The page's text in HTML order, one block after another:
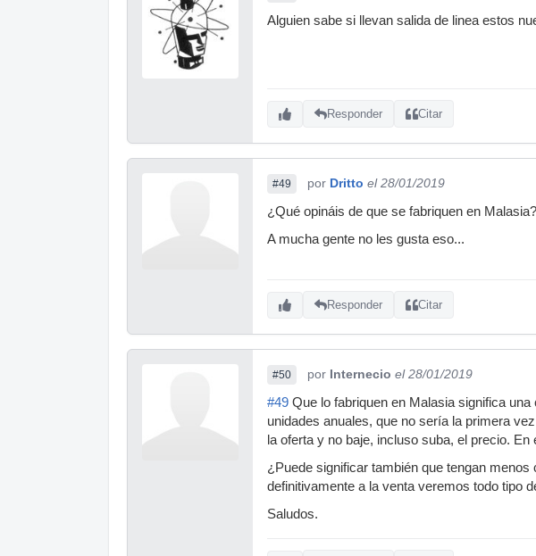
Alguien sabe si llevan salida de linea estos
Responder Citar
#49 por Dritto el 28/01/2019
¿Qué opináis de que se fabriquen en Malasia?
A mucha gente no les gusta eso...
Responder Citar
#50 por Internecio el 28/01/2019
#49 Que lo fabriquen en Malasia significa
unidades anuales, que no sería la primera
la oferta y no baje, incluso suba, el precio.
¿Puede significar también que tengan
definitivamente a la venta veremos todo tipo
Saludos.